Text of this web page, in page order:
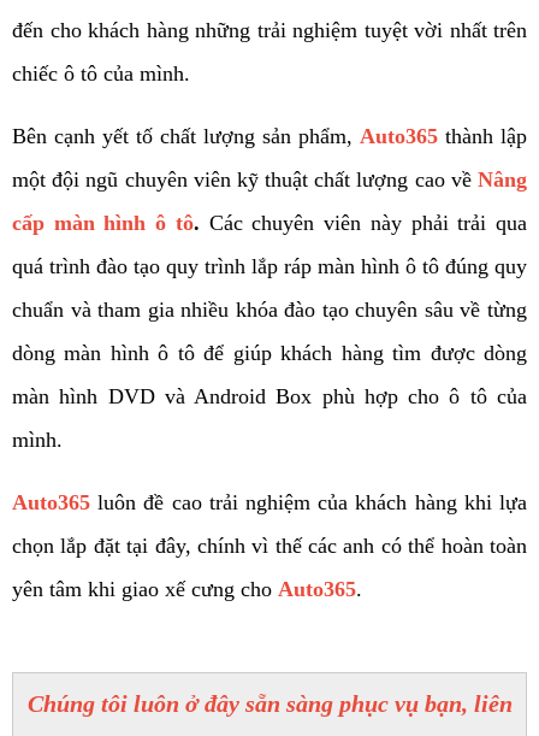
đến cho khách hàng những trải nghiệm tuyệt vời nhất trên
chiếc ô tô của mình.
Bên cạnh yết tố chất lượng sản phẩm, Auto365 thành lập
một đội ngũ chuyên viên kỹ thuật chất lượng cao về Nâng
cấp màn hình ô tô. Các chuyên viên này phải trải qua
quá trình đào tạo quy trình lắp ráp màn hình ô tô đúng quy
chuẩn và tham gia nhiều khóa đào tạo chuyên sâu về từng
dòng màn hình ô tô để giúp khách hàng tìm được dòng
màn hình DVD và Android Box phù hợp cho ô tô của
mình.
Auto365 luôn đề cao trải nghiệm của khách hàng khi lựa
chọn lắp đặt tại đây, chính vì thế các anh có thể hoàn toàn
yên tâm khi giao xế cưng cho Auto365.
Chúng tôi luôn ở đây sẵn sàng phục vụ bạn, liên